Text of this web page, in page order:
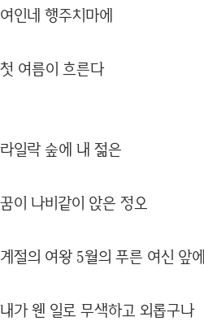
여인네 행주치마에
첫 여름이 흐른다
라일락 숲에 내 젊은
꿈이 나비같이 앉은 정오
계절의 여왕 5월의 푸른 여신 앞에
내가 웬 일로 무색하고 외롭구나